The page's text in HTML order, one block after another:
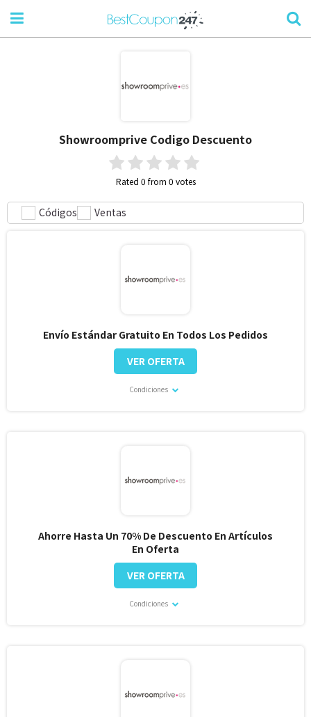
Showroomprive Codigo Descuento
Rated 0 from 0 votes
Códigos Ventas
Envío Estándar Gratuito En Todos Los Pedidos
Condiciones
VER OFERTA
Ahorre Hasta Un 70% De Descuento En Artículos
En Oferta
Condiciones
VER OFERTA